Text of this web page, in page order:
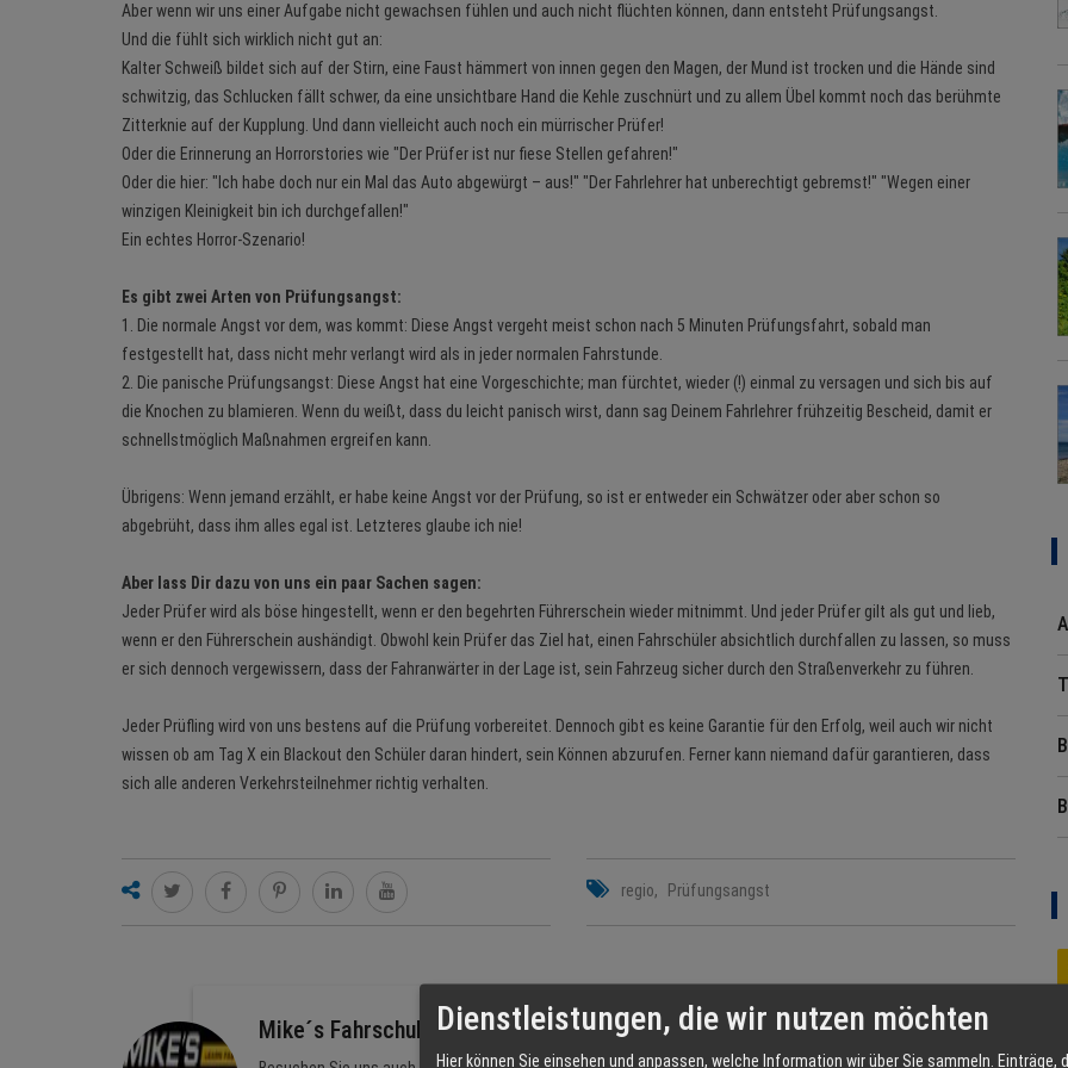
Aber wenn wir uns einer Aufgabe nicht gewachsen fühlen und auch nicht flüchten können, dann entsteht Prüfungsangst.
Und die fühlt sich wirklich nicht gut an:
Kalter Schweiß bildet sich auf der Stirn, eine Faust hämmert von innen gegen den Magen, der Mund ist trocken und die Hände sind
schwitzig, das Schlucken fällt schwer, da eine unsichtbare Hand die Kehle zuschnürt und zu allem Übel kommt noch das berühmte
Zitterknie auf der Kupplung. Und dann vielleicht auch noch ein mürrischer Prüfer!
Oder die Erinnerung an Horrorstories wie "Der Prüfer ist nur fiese Stellen gefahren!"
Oder die hier: "Ich habe doch nur ein Mal das Auto abgewürgt – aus!" "Der Fahrlehrer hat unberechtigt gebremst!" "Wegen einer
winzigen Kleinigkeit bin ich durchgefallen!"
Ein echtes Horror-Szenario!
Es gibt zwei Arten von Prüfungsangst:
1. Die normale Angst vor dem, was kommt: Diese Angst vergeht meist schon nach 5 Minuten Prüfungsfahrt, sobald man
festgestellt hat, dass nicht mehr verlangt wird als in jeder normalen Fahrstunde.
2. Die panische Prüfungsangst: Diese Angst hat eine Vorgeschichte; man fürchtet, wieder (!) einmal zu versagen und sich bis auf
die Knochen zu blamieren. Wenn du weißt, dass du leicht panisch wirst, dann sag Deinem Fahrlehrer frühzeitig Bescheid, damit er
schnellstmöglich Maßnahmen ergreifen kann.
Übrigens: Wenn jemand erzählt, er habe keine Angst vor der Prüfung, so ist er entweder ein Schwätzer oder aber schon so
abgebrüht, dass ihm alles egal ist. Letzteres glaube ich nie!
Aber lass Dir dazu von uns ein paar Sachen sagen:
Jeder Prüfer wird als böse hingestellt, wenn er den begehrten Führerschein wieder mitnimmt. Und jeder Prüfer gilt als gut und lieb,
wenn er den Führerschein aushändigt. Obwohl kein Prüfer das Ziel hat, einen Fahrschüler absichtlich durchfallen zu lassen, so muss
er sich dennoch vergewissern, dass der Fahranwärter in der Lage ist, sein Fahrzeug sicher durch den Straßenverkehr zu führen.
Jeder Prüfling wird von uns bestens auf die Prüfung vorbereitet. Dennoch gibt es keine Garantie für den Erfolg, weil auch wir nicht
wissen ob am Tag X ein Blackout den Schüler daran hindert, sein Können abzurufen. Ferner kann niemand dafür garantieren, dass
sich alle anderen Verkehrsteilnehmer richtig verhalten.
regio Prüfungsangst
Mike´s Fahrschule Dienstleistungen, die wir nutzen möchten
Hier können Sie einsehen und anpassen, welche Information wir über Sie sammeln. Einträge,